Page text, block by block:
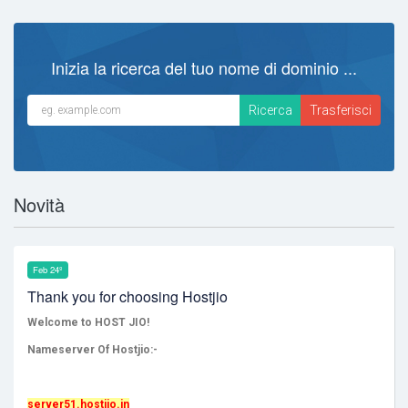
Inizia la ricerca del tuo nome di dominio ...
Novità
Feb 24º
Thank you for choosing Hostjio
Welcome to HOST JIO!
Nameserver Of Hostjio:-
server51.hostjio.in